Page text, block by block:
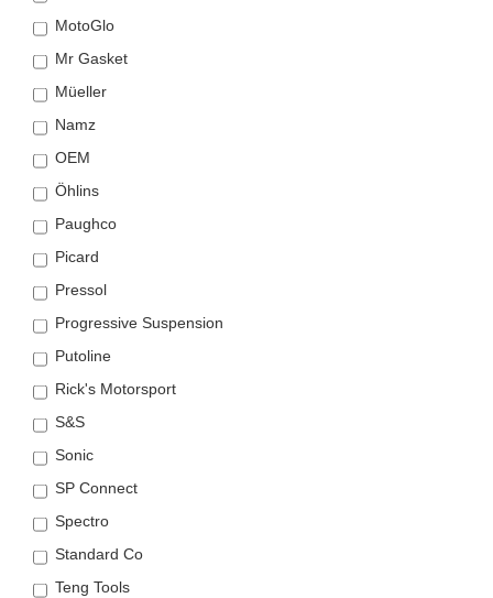
MotoGlo
Mr Gasket
Müeller
Namz
OEM
Öhlins
Paughco
Picard
Pressol
Progressive Suspension
Putoline
Rick's Motorsport
S&S
Sonic
SP Connect
Spectro
Standard Co
Teng Tools